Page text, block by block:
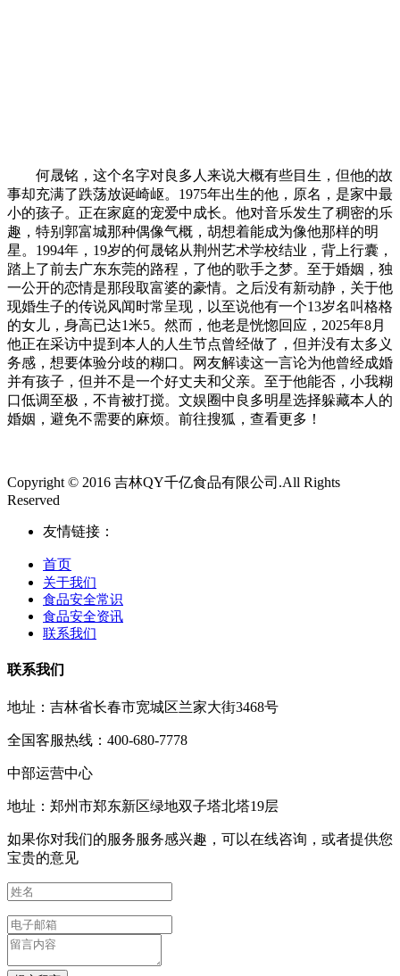
何晟铭，这个名字对良多人来说大概有些目生，但他的故
事却充满了跌荡放诞崎岖。1975年出生的他，原名，是家中最
小的孩子。正在家庭的宠爱中成长。他对音乐发生了稠密的乐
趣，特别郭富城那种偶像气概，胡想着能成为像他那样的明
星。1994年，19岁的何晟铭从荆州艺术学校结业，背上行囊，
踏上了前去广东东莞的路程，了他的歌手之梦。至于婚姻，独
一公开的恋情是那段取富婆的豪情。之后没有新动静，关于他
现婚生子的传说风闻时常呈现，以至说他有一个13岁名叫格格
的女儿，身高已达1米5。然而，他老是恍惚回应，2025年8月
他正在采访中提到本人的人生节点曾经做了，但并没有太多义
务感，想要体验分歧的糊口。网友解读这一言论为他曾经成婚
并有孩子，但并不是一个好丈夫和父亲。至于他能否，小我糊
口低调至极，不肯被打搅。文娱圈中良多明星选择躲藏本人的
婚姻，避免不需要的麻烦。前往搜狐，查看更多！
Copyright © 2016 吉林QY千亿食品有限公司.All Rights
Reserved
友情链接：
首页
关于我们
食品安全常识
食品安全资讯
联系我们
联系我们
地址：吉林省长春市宽城区兰家大街3468号
全国客服热线：400-680-7778
中部运营中心
地址：郑州市郑东新区绿地双子塔北塔19层
如果你对我们的服务服务感兴趣，可以在线咨询，或者提供您
宝贵的意见